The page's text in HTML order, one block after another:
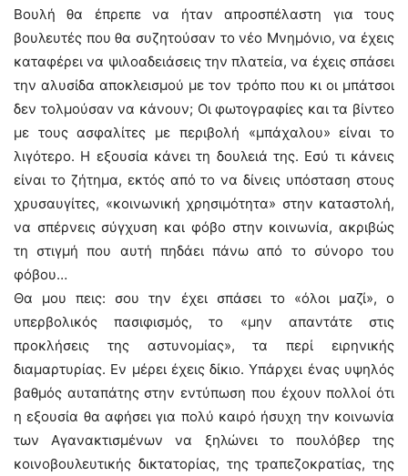
Βουλή θα έπρεπε να ήταν απροσπέλαστη για τους
βουλευτές που θα συζητούσαν το νέο Μνημόνιο, να έχεις
καταφέρει να ψιλοαδειάσεις την πλατεία, να έχεις σπάσει
την αλυσίδα αποκλεισμού με τον τρόπο που κι οι μπάτσοι
δεν τολμούσαν να κάνουν; Οι φωτογραφίες και τα βίντεο
με τους ασφαλίτες με περιβολή «μπάχαλου» είναι το
λιγότερο. Η εξουσία κάνει τη δουλειά της. Εσύ τι κάνεις
είναι το ζήτημα, εκτός από το να δίνεις υπόσταση στους
χρυσαυγίτες, «κοινωνική χρησιμότητα» στην καταστολή,
να σπέρνεις σύγχυση και φόβο στην κοινωνία, ακριβώς
τη στιγμή που αυτή πηδάει πάνω από το σύνορο του
φόβου…
Θα μου πεις: σου την έχει σπάσει το «όλοι μαζί», ο
υπερβολικός πασιφισμός, το «μην απαντάτε στις
προκλήσεις της αστυνομίας», τα περί ειρηνικής
διαμαρτυρίας. Εν μέρει έχεις δίκιο. Υπάρχει ένας υψηλός
βαθμός αυταπάτης στην εντύπωση που έχουν πολλοί ότι
η εξουσία θα αφήσει για πολύ καιρό ήσυχη την κοινωνία
των Αγανακτισμένων να ξηλώνει το πουλόβερ της
κοινοβουλευτικής δικτατορίας, της τραπεζοκρατίας, της